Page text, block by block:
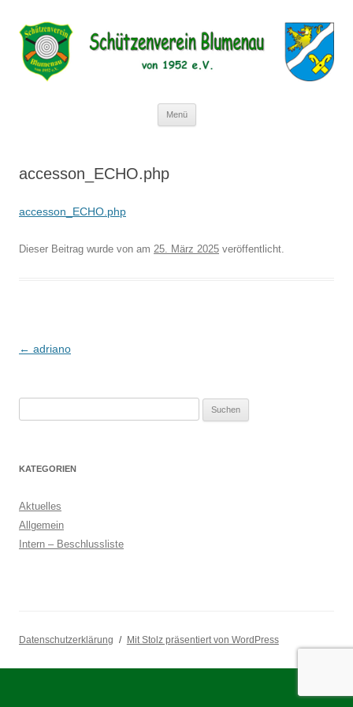
Schützenverein Blumenau von 1952
e.V.
Menü
accesson_ECHO.php
accesson_ECHO.php
Dieser Beitrag wurde von am 25. März 2025 veröffentlicht.
Beitragsnavigation
← adriano
KATEGORIEN
Aktuelles
Allgemein
Intern – Beschlussliste
Datenschutzerklärung Mit Stolz präsentiert von WordPress